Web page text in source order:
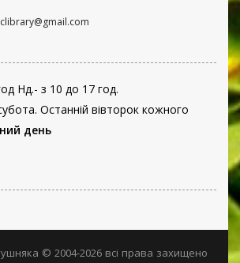
Нд.- з 10 до 17 год.
Останній вівторок кожного
день
© 2004-2026 всі права захищено